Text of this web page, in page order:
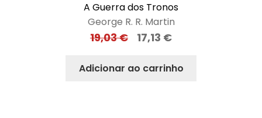
A Guerra dos Tronos
George R. R. Martin
19,03€ 17,13 €
Adicionar ao carrinho